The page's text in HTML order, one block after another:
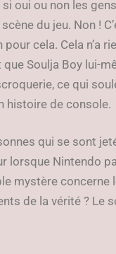
oui ou non les
du jeu. Non !
cela. Cela n’a
que Soulja Boy lui-
ce qui
histoire de console.
qui se sont
lorsque Nintendo
mystère
de la vérité ? Le